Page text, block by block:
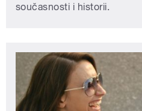
současnosti i historii.